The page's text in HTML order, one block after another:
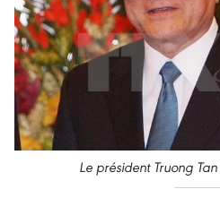
Le président Truong